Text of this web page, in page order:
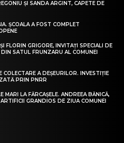
ȘI SANDA ARGINT, CAPETE DE
ȘCOALA A FOST COMPLET
FLORIN GRIGORE, INVITAȚI SPECIALI DE
SATUL FRUNZARU AL COMUNEI
A DEȘEURILOR. INVESTIȚIE
PRIN PNRR
MARI LA FĂRCAȘELE. ANDREEA BĂNICĂ,
GRANDIOS DE ZIUA COMUNEI